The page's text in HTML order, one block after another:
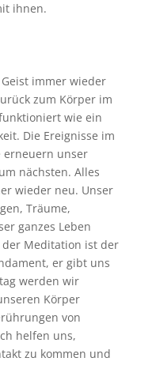
ihnen.
immer wieder
zum Körper im
wie ein
Die Ereignisse im
erneuern unser
nächsten. Alles
wieder neu. Unser
Träume,
ganzes Leben
Meditation ist der
er gibt uns
werden wir
Körper
von
helfen uns,
zu kommen und